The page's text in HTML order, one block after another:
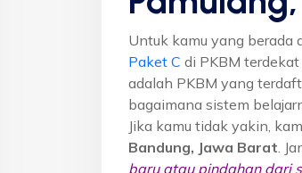
Untuk kamu yang berada
Paket C di PKBM
adalah PKBM yang
bagaimana sistem
Jika kamu tidak yakin,
Bandung, Jawa Barat.
baru atau pindahan dari